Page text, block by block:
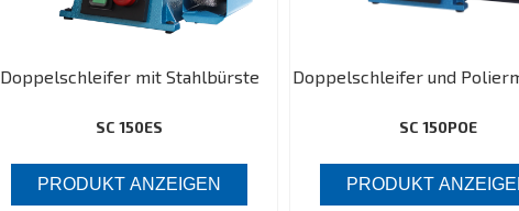
Doppelschleifer mit Stahlbürste
SC 150ES
PRODUKT ANZEIGEN
Doppelschleifer und
SC 150POE
PRODUKT